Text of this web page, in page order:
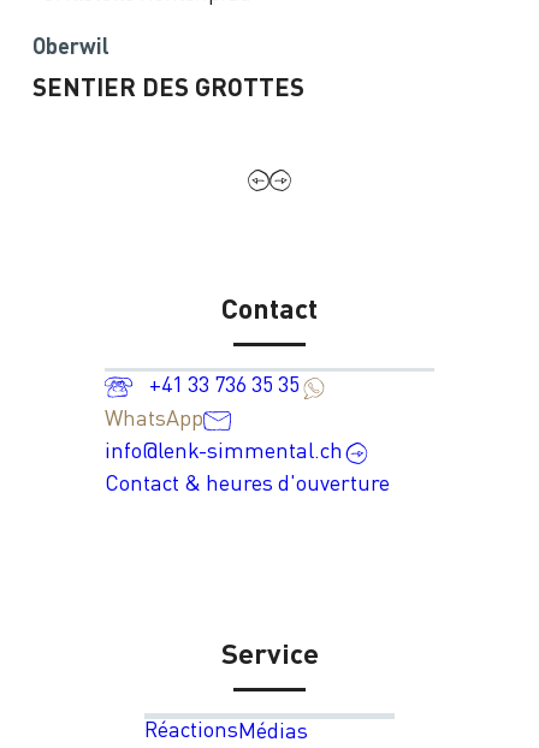
Oberwil
SENTIER DES GROTTES
Contact
+41 33 736 35 35
WhatsApp
info@lenk-simmental.ch
Contact & heures d'ouverture
Service
RéactionsMédias